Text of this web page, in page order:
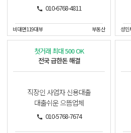
010-6768-4811
비대면119대부 부동산 성민
첫거래 최대 500 OK
전국 급한돈 해결
직장인 사업자 신용대출
대출쉬운 으뜸업체
010-5768-7674